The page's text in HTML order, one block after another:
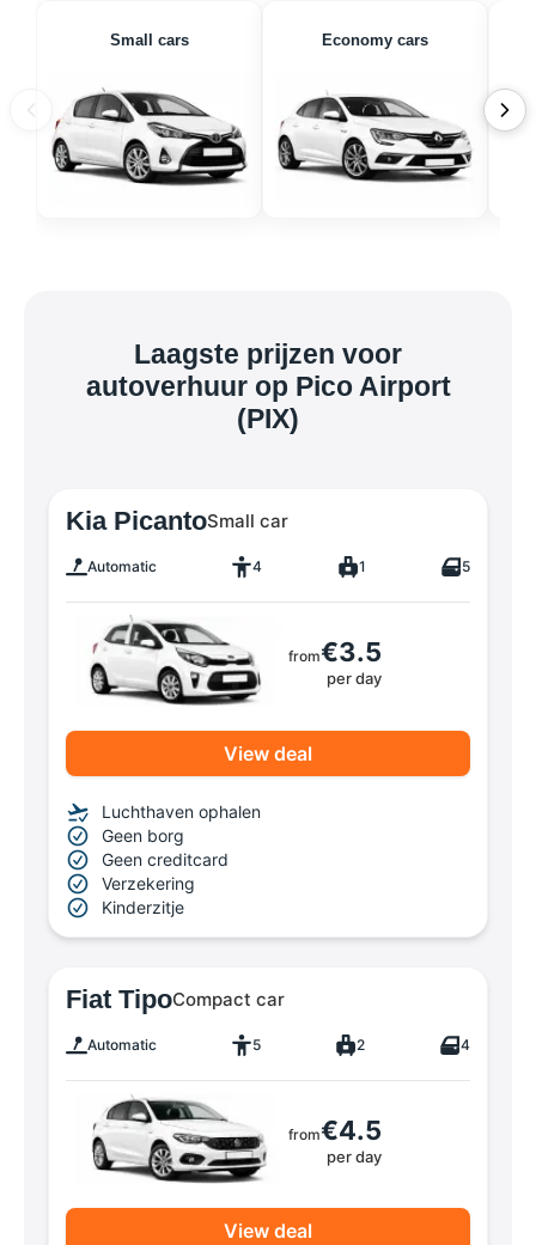
Small cars Economy cars
Laagste prijzen voor
autoverhuur op Pico Airport
(PIX)
Kia PicantoSmall car
Automatic 4 1 5
from€3.5
per day
View deal
Luchthaven ophalen
Geen borg
Geen creditcard
Verzekering
Kinderzitje
Fiat TipoCompact car
Automatic 5 2 4
from€4.5
per day
View deal